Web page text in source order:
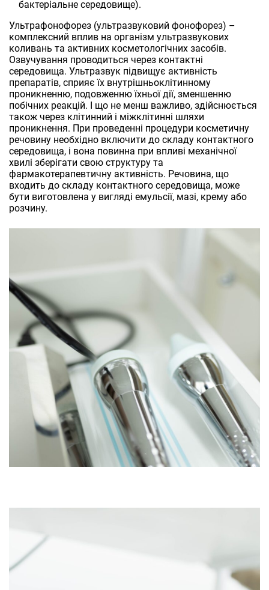
бактеріальне середовище).
Ультрафонофорез (ультразвуковий фонофорез) –
комплексний вплив на організм ультразвукових
коливань та активних косметологічних засобів.
Озвучування проводиться через контактні
середовища. Ультразвук підвищує активність
препаратів, сприяє їх внутрішньоклітинному
проникненню, подовженню їхньої дії, зменшенню
побічних реакцій. І що не менш важливо, здійснюється
також через клітинний і міжклітинні шляхи
проникнення. При проведенні процедури косметичну
речовину необхідно включити до складу контактного
середовища, і вона повинна при впливі механічної
хвилі зберігати свою структуру та
фармакотерапевтичну активність. Речовина, що
входить до складу контактного середовища, може
бути виготовлена у вигляді емульсії, мазі, крему або
розчину.